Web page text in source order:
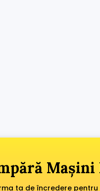
ta de încredere